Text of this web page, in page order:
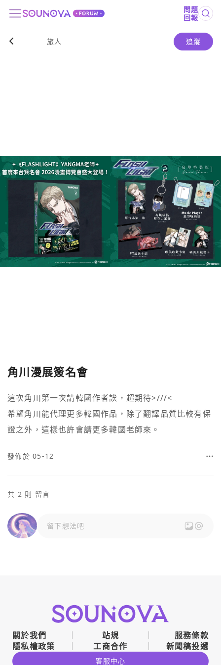
問題
回報
旅人 追蹤
角川漫展簽名會
這次角川第一次請韓國作者誒，超期待>///<
希望角川能代理更多韓國作品，除了翻譯品質比較有保
證之外，這樣也許會請更多韓國老師來。
發佈於 05-12
共 2 則 留言
留下想法吧
關於我們 站規
服務條款
隱私權政策
工商合作 新聞稿投遞
客服中心